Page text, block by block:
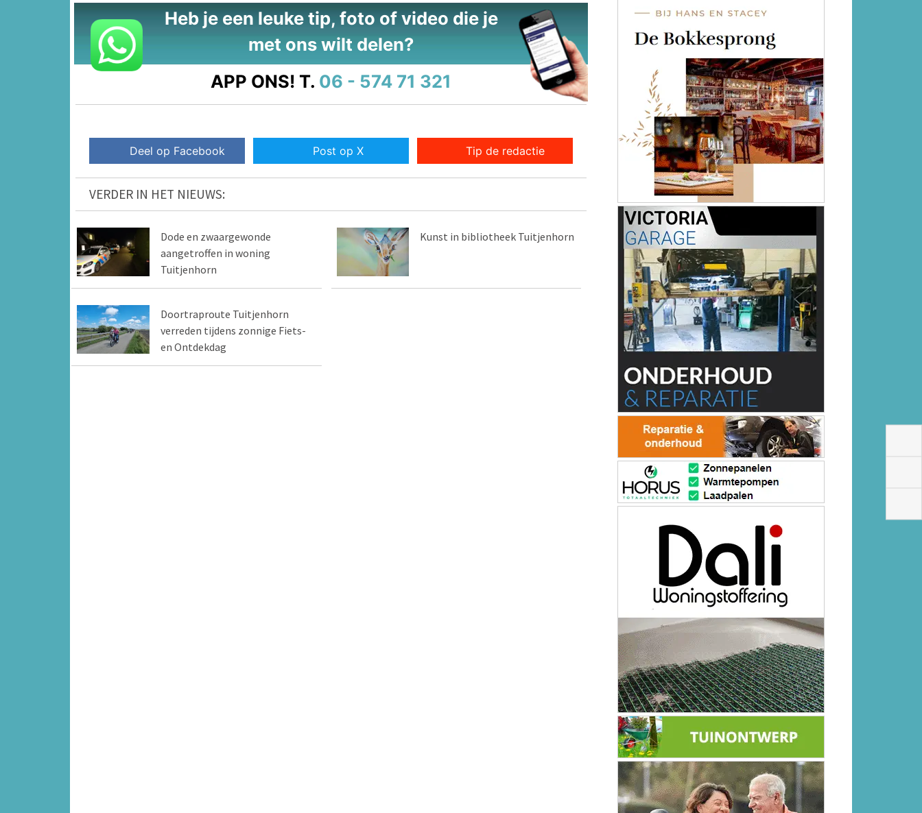
Heb je een leuke tip, foto of video die je
met ons wilt delen?
APP ONS! T. 06 - 574 71 321
Deel op Facebook Post op X Tip de redactie
VERDER IN HET NIEUWS:
Dode en zwaargewonde
aangetroffen in woning
Tuitjenhorn
Kunst in bibliotheek Tuitjenhorn
Doortraproute Tuitjenhorn
verreden tijdens zonnige Fiets-
en Ontdekdag